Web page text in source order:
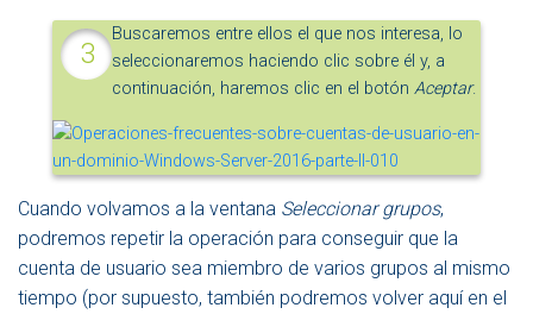
Buscaremos entre ellos el que nos interesa, lo
seleccionaremos haciendo clic sobre él y, a
continuación, haremos clic en el botónAceptar.
Cuando volvamos a la ventana Seleccionar grupos,
podremos repetir la operación para conseguir que la
cuenta de usuario sea miembro de varios grupos al mismo
tiempo (por supuesto, también podremos volver aquí en el